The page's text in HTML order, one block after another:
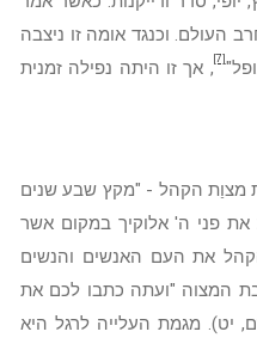
העולם. וכנגד אומה זו ניצבה
[7] , אך זו היתה נפילה זמנית
מצוַת הקהל - "מקץ שבע שנים
פני ה' אלוקיך במקום אשר
את העם האנשים והנשים
המצוה "ועתה כתבו לכם את
יט). מגמת העלייה לרגל היא